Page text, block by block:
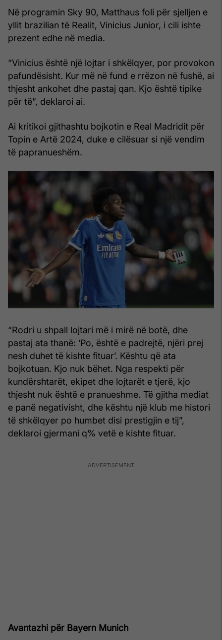
Në programin Sky 90, Matthaus foli për sjelljen e
yllit brazilian të Realit, Vinicius Junior, i cili ishte
prezent edhe në media.
“Vinicius është një lojtar i shkëlqyer, por provokon
pafundësisht. Kur më në fund e rrëzon në fushë, ai
thjesht ankohet dhe pastaj qan. Kjo është tipike
për të”, deklaroi ai.
Ai kritikoi gjithashtu bojkotin e Real Madridit për
Topin e Artë 2024, duke e cilësuar si një vendim
të papranueshëm.
“Rodri u shpall lojtari më i mirë në botë, dhe
pastaj ata thanë: ‘Po, është e padrejtë, njëri prej
nesh duhet të kishte fituar’. Kështu që ata
bojkotuan. Kjo nuk bëhet. Nga respekti për
kundërshtarët, ekipet dhe lojtarët e tjerë, kjo
thjesht nuk është e pranueshme. Të gjitha mediat
e panë negativisht, dhe kështu një klub me histori
të shkëlqyer po humbet disi prestigjin e tij”,
deklaroi gjermani q% vetë e kishte fituar.
Avantazhi për Bayern Munich